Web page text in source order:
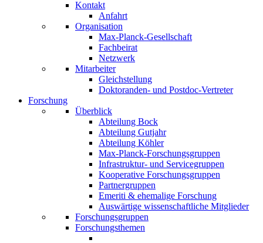
Kontakt
Anfahrt
Organisation
Max-Planck-Gesellschaft
Fachbeirat
Netzwerk
Mitarbeiter
Gleichstellung
Doktoranden- und Postdoc-Vertreter
Forschung
Überblick
Abteilung Bock
Abteilung Gutjahr
Abteilung Köhler
Max-Planck-Forschungsgruppen
Infrastruktur- und Servicegruppen
Kooperative Forschungsgruppen
Partnergruppen
Emeriti & ehemalige Forschung
Auswärtige wissenschaftliche Mitglieder
Forschungsgruppen
Forschungsthemen